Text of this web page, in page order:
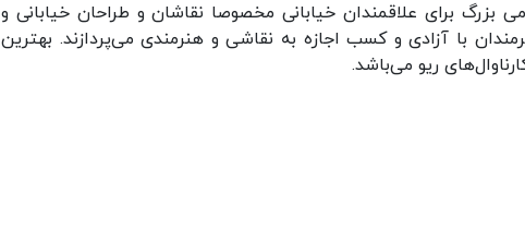
برای علاقمندان خیابانی مخصوصا نقاشان و طراحان خیابانی و
با آزادی و کسب اجازه به نقاشی و هنرمندی می‌پردازند. بهترین
ریو می‌باشد.